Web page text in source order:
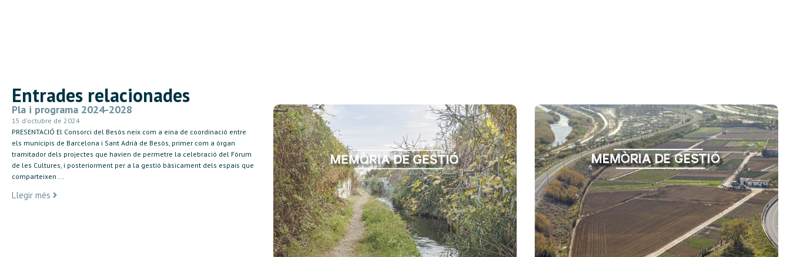
Entrades relacionades
Pla i programa 2024-2028
15 d'octubre de 2024
PRESENTACIÓ El Consorci del Besòs neix com a eina de coordinació entre
els municipis de Barcelona i Sant Adrià de Besòs, primer com a òrgan
tramitador dels projectes que havien de permetre la celebració del Fòrum
de les Cultures, i posteriorment per a la gestió bàsicament dels espais que
comparteixen ...
Llegir més